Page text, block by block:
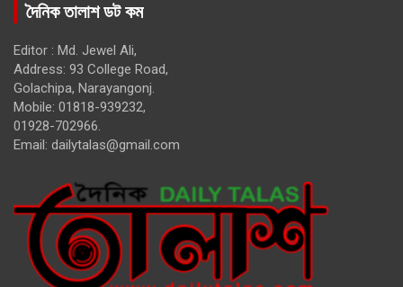
দৈনিক তালাশ ডট কম
Editor : Md. Jewel Ali,
Address: 93 College Road,
Golachipa, Narayangonj.
Mobile: 01818-939232,
01928-702966.
Email: dailytalas@gmail.com